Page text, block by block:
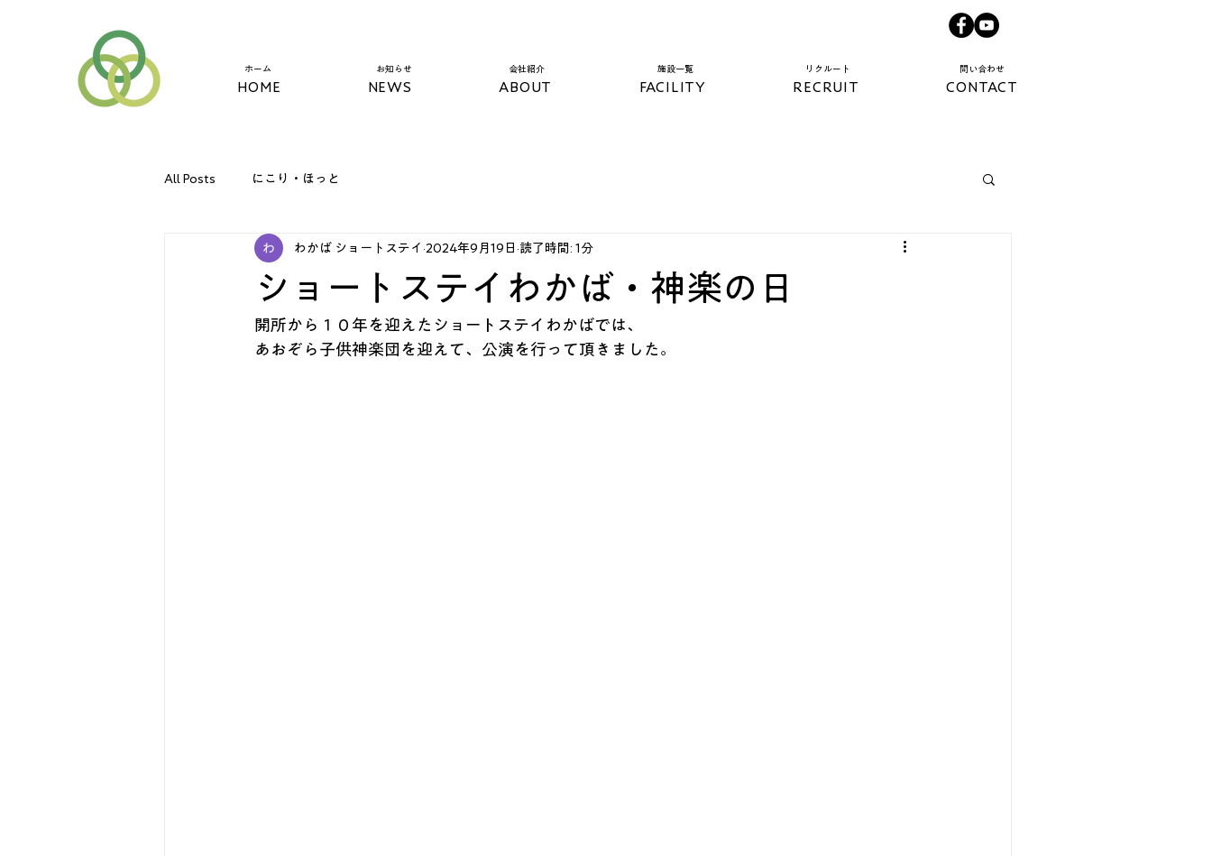
​ホーム ​お知らせ ​会社紹介 ​施設一覧​ ​リクルート​ ​問い合わせ​
HOME NEWS ABOUT FACILITY RECRUIT CONTACT
All Posts にこり・ほっと
ショートステイわかば・神楽の日
わかば ショートステイ 2024年9月19日 読了時間: 1分
開所から１０年を迎えたショートステイわかばでは、
あおぞら子供神楽団を迎えて、公演を行って頂きました。